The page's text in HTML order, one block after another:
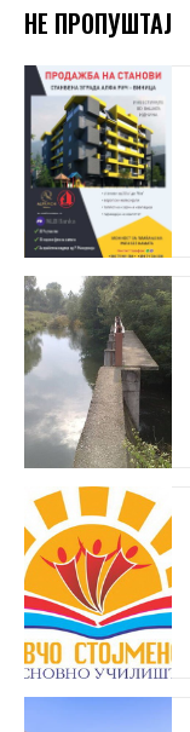
НЕ ПРОПУШТАЈ